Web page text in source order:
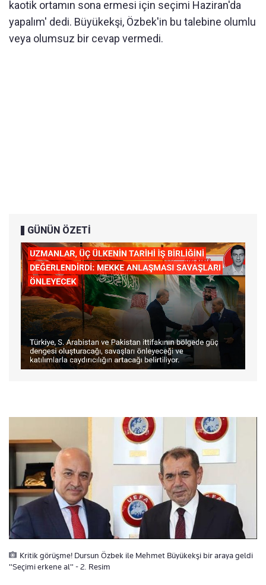
kaotik ortamın sona ermesi için seçimi Haziran'da
yapalım' dedi. Büyükekşi, Özbek'in bu talebine olumlu
veya olumsuz bir cevap vermedi.
GÜNÜN ÖZETİ
Kritik görüşme! Dursun Özbek ile Mehmet Büyükekşi bir araya geldi
"Seçimi erkene al" - 2. Resim